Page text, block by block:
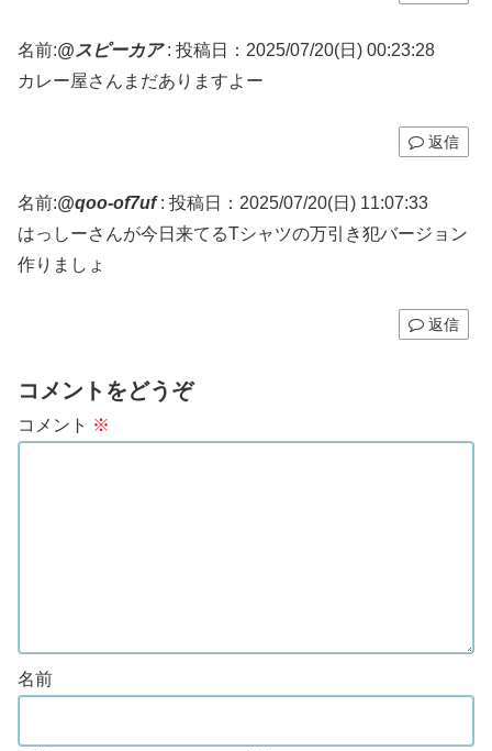
名前:@スピーカア: 投稿日：2025/07/20(日) 00:23:28
カレー屋さんまだありますよー
返信
名前:@qoo-of7uf: 投稿日：2025/07/20(日) 11:07:33
はっしーさんが今日来てるTシャツの万引き犯バージョン
作りましょ
返信
コメントをどうぞ
コメント ※
名前